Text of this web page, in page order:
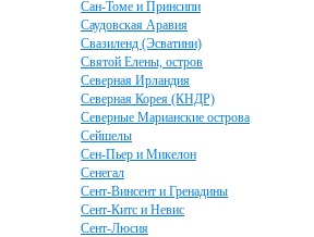
Сан-Томе и Принсипи
Саудовская Аравия
Свазиленд (Эсватини)
Святой Елены, остров
Северная Ирландия
Северная Корея (КНДР)
Северные Марианские острова
Сейшелы
Сен-Пьер и Микелон
Сенегал
Сент-Винсент и Гренадины
Сент-Китс и Невис
Сент-Люсия